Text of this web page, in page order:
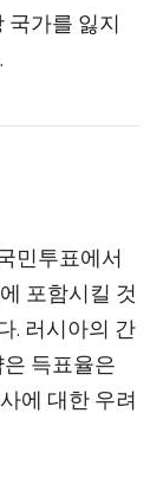
국가를 잃지
민투표에서
포함시킬 것
. 러시아의 간
득표율은
에 대한 우려